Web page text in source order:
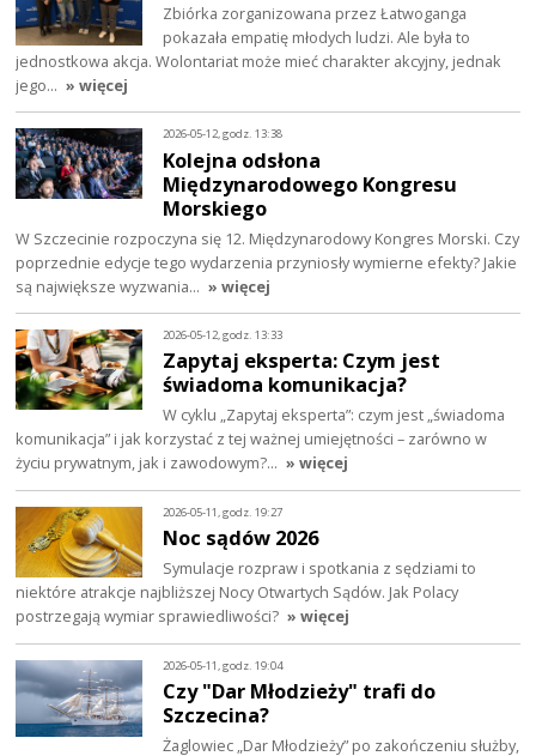
Zbiórka zorganizowana przez Łatwoganga
pokazała empatię młodych ludzi. Ale była to
jednostkowa akcja. Wolontariat może mieć charakter akcyjny, jednak
jego… » więcej
2026-05-12, godz. 13:38
Kolejna odsłona
Międzynarodowego Kongresu
Morskiego
W Szczecinie rozpoczyna się 12. Międzynarodowy Kongres Morski. Czy
poprzednie edycje tego wydarzenia przyniosły wymierne efekty? Jakie
są największe wyzwania… » więcej
2026-05-12, godz. 13:33
Zapytaj eksperta: Czym jest
świadoma komunikacja?
W cyklu „Zapytaj eksperta”: czym jest „świadoma
komunikacja” i jak korzystać z tej ważnej umiejętności – zarówno w
życiu prywatnym, jak i zawodowym?… » więcej
2026-05-11, godz. 19:27
Noc sądów 2026
Symulacje rozpraw i spotkania z sędziami to
niektóre atrakcje najbliższej Nocy Otwartych Sądów. Jak Polacy
postrzegają wymiar sprawiedliwości? » więcej
2026-05-11, godz. 19:04
Czy "Dar Młodzieży" trafi do
Szczecina?
Żaglowiec „Dar Młodzieży” po zakończeniu służby,